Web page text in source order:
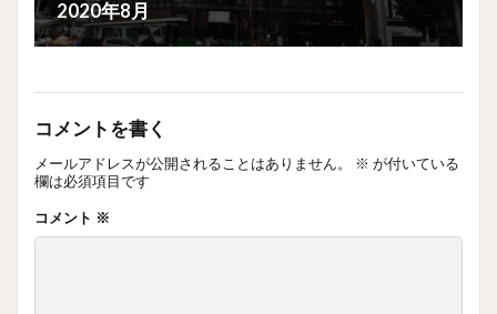
2020年8月
コメントを書く
メールアドレスが公開されることはありません。 ※ が付いている
欄は必須項目です
コメント ※